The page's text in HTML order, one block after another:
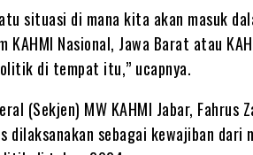
situasi di mana kita akan masuk
KAHMI Nasional, Jawa Barat atau
di tempat itu,” ucapnya.
(Sekjen) MW KAHMI Jabar, Fahrus
dilaksanakan sebagai kewajiban dari